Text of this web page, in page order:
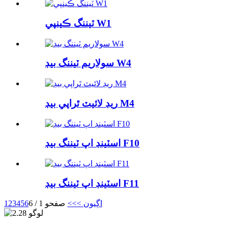
ٽيننگ ڪينپي W1
سولاريم ٽيننگ بيڊ W4
ريڊ لائيٽ ٿراپي بيڊ M4
اسٽينڊ اپ ٽيننگ بيڊ F10
اسٽينڊ اپ ٽيننگ بيڊ F11
123456 اڳيون >>> صفحو 1 / 6